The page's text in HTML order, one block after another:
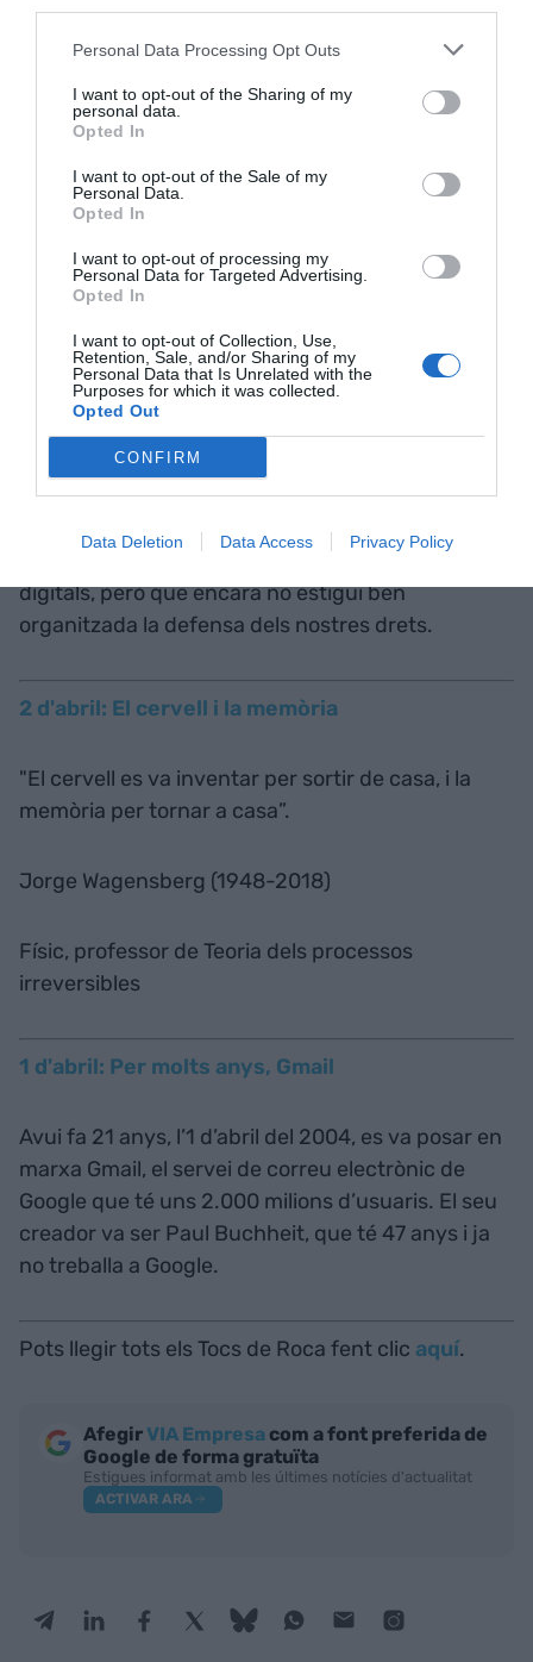
Personal Data Processing Opt Outs
I want to opt-out of the Sharing of my
personal data.
Opted In
I want to opt-out of the Sale of my
Personal Data.
Opted In
I want to opt-out of processing my
Personal Data for Targeted Advertising.
Opted In
I want to opt-out of Collection, Use,
Retention, Sale, and/or Sharing of my
Personal Data that Is Unrelated with the
Purposes for which it was collected.
Opted Out
CONFIRM
Data Deletion Data Access Privacy Policy
4 d'abril: Quants anys tenim, més o menys
Hi ha força consens en el fet que l'Univers té uns
13.800 milions d'anys d'antiguitat, amb un marge
d'error d'uns 750 milions d'anys, pam amunt, pam
avall.
3 d'abril: Potser encara és aviat
Diuen que la primera fàbrica de la història va ser
un molí mecanitzat per fer seda anomenat Silk
Mill, posat en marxa el 1720 a Derby (Anglaterra).
El primer sindicat del món va ser el de mecànics a
Filadèlfia (Estats Units), creat el 1827. És a dir,
entre la primera fàbrica i el primer sindicat hi ha
més d’un segle. Vist així, potser és normal que ja
tinguem en marxa potents transformacions
digitals, però que encara no estigui ben
organitzada la defensa dels nostres drets.
2 d'abril: El cervell i la memòria
"El cervell es va inventar per sortir de casa, i la
memòria per tornar a casa”.
Jorge Wagensberg (1948-2018)
Físic, professor de Teoria dels processos
irreversibles
1 d'abril: Per molts anys, Gmail
Avui fa 21 anys, l’1 d’abril del 2004, es va posar en
marxa Gmail, el servei de correu electrònic de
Google que té uns 2.000 milions d’usuaris. El seu
creador va ser Paul Buchheit, que té 47 anys i ja
no treballa a Google.
Pots llegir tots els Tocs de Roca fent clic aquí.
AfegirVIA Empresa com a font preferida de
Google de forma gratuïta
Estigues informat amb les últimes notícies d'actualitat
ACTIVAR ARA